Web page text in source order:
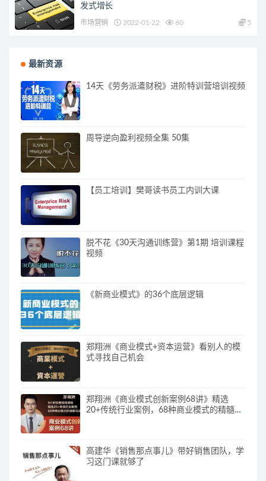
发式增长
市场营销 2022-01-22 60 5
最新资源
14天《劳务派遣财税》进阶特训营培训视频
周导逆向盈利视频全集 50集
【员工培训】樊哥读书员工内训大课
脱不花《30天沟通训练营》第1期 培训课程
视频
《新商业模式》的36个底层逻辑
郑翔洲《商业模式+资本运营》看别人的模
式寻找自己机会
郑翔洲《商业模式创新案例68讲》精选
20+传统行业案例，68种商业模式的精髓与
高建华《销售那点事儿》带好销售团队，学
习这门课就够了